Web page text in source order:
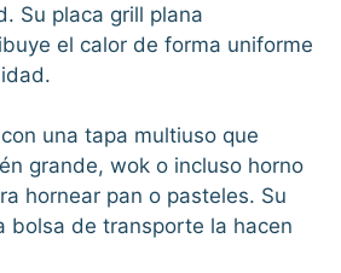
Su placa grill plana
el calor de forma uniforme
una tapa multiuso que
grande, wok o incluso horno
hornear pan o pasteles. Su
bolsa de transporte la hacen